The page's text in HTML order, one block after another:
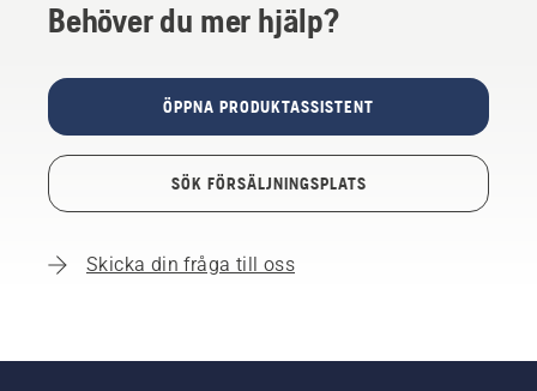
Behöver du mer hjälp?
ÖPPNA PRODUKTASSISTENT
SÖK FÖRSÄLJNINGSPLATS
Skicka din fråga till oss